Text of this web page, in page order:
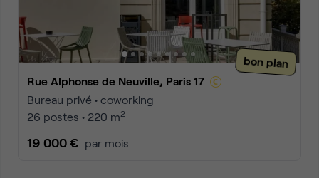
bon plan
Rue Alphonse de Neuville, Paris 17
Bureau privé • coworking
26 postes • 220 m2
19 000 € par mois